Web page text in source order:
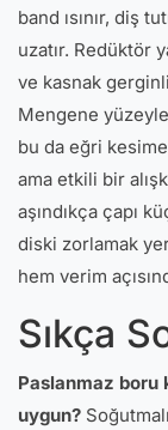
band ısınır, diş
uzatır. Redüktör
ve kasnak
Mengene
bu da eğri
ama etkili bir
aşındıkça çapı
diski zorlamak
hem verim
Sıkça
Paslanmaz boru
uygun?